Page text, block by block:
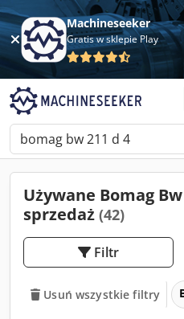
Machineseeker
Gratis w sklepie Play
Używane Bomag
sprzedaż (42)
Filtr
Usuń wszystkie filtry